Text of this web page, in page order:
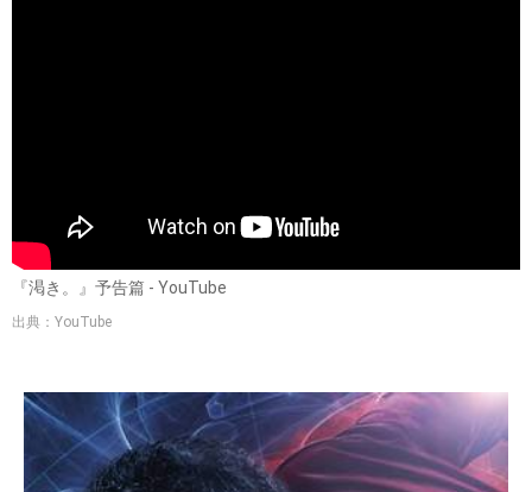
『渇き。』予告篇 - YouTube
出典：YouTube